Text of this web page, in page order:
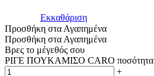
Εκκαθάριση
Προσθήκη στα Αγαπημένα
Προσθήκη στα Αγαπημένα
Βρες το μέγεθός σου
ΡΙΓΕ ΠΟΥΚΑΜΙΣΟ CARO ποσότητα
+